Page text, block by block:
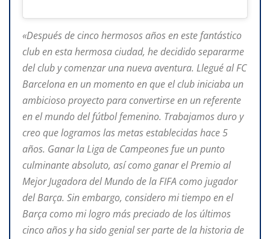
«Después de cinco hermosos años en este fantástico
club en esta hermosa ciudad, he decidido separarme
del club y comenzar una nueva aventura. Llegué al FC
Barcelona en un momento en que el club iniciaba un
ambicioso proyecto para convertirse en un referente
en el mundo del fútbol femenino. Trabajamos duro y
creo que logramos las metas establecidas hace 5
años. Ganar la Liga de Campeones fue un punto
culminante absoluto, así como ganar el Premio al
Mejor Jugadora del Mundo de la FIFA como jugador
del Barça. Sin embargo, considero mi tiempo en el
Barça como mi logro más preciado de los últimos
cinco años y ha sido genial ser parte de la historia de